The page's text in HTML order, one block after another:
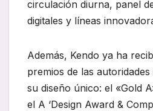
circulación diurna, panel
digitales y líneas
Además, Kendo ya ha
premios de las
su diseño único: el «Gold
el A ‘Design Award &